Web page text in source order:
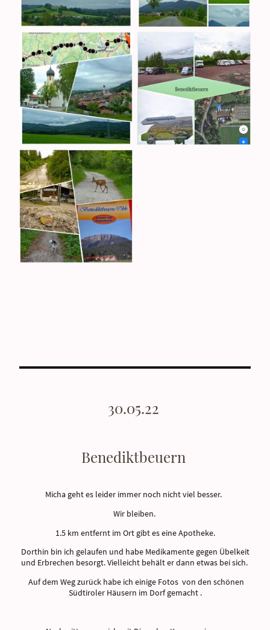
30.05.22
Benediktbeuern
Micha geht es leider immer noch nicht viel besser.
Wir bleiben.
1.5 km entfernt im Ort gibt es eine Apotheke.
Dorthin bin ich gelaufen und habe Medikamente gegen Übelkeit
und Erbrechen besorgt. Vielleicht behält er dann etwas bei sich.
Auf dem Weg zurück habe ich einige Fotos von den schönen
Südtiroler Häusern im Dorf gemacht .